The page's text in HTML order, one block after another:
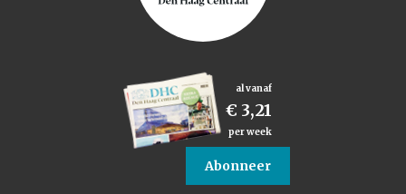
al vanaf
€ 3,21
per week
Abonneer